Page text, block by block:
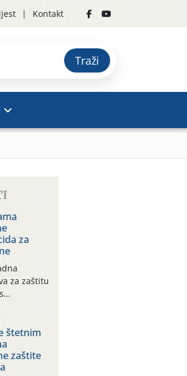
Kontakt
Traži
za
za zaštitu
kao i
koji
bilja
štetnim
zaštite